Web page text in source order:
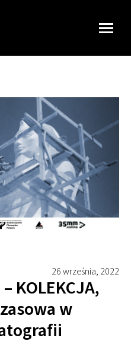
26 września, 2022
KOLEKCJA,
w